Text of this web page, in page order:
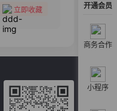
开通会员
商务合作
小程序
立即收藏